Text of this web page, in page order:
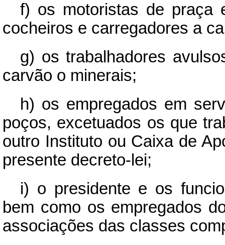
f) os motoristas de praça
cocheiros e carregadores a
g) os trabalhadores
carvão o minerais;
h) os empregados em
poços, excetuados os que
outro Instituto ou Caixa de
presente decreto-lei;
i) o presidente e os
bem como os empregados
associações das classes